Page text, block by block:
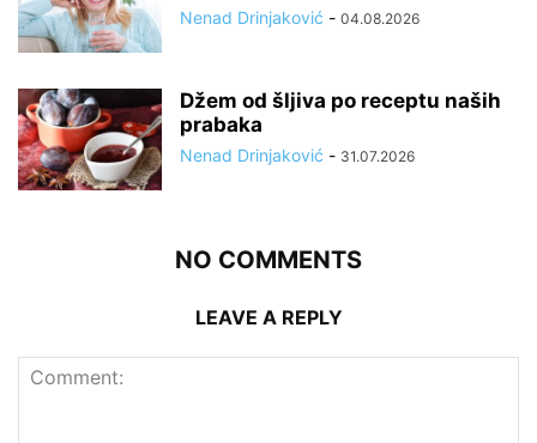
Nenad Drinjaković - 04.08.2026
Džem od šljiva po receptu naših
prabaka
Nenad Drinjaković - 31.07.2026
NO COMMENTS
LEAVE A REPLY